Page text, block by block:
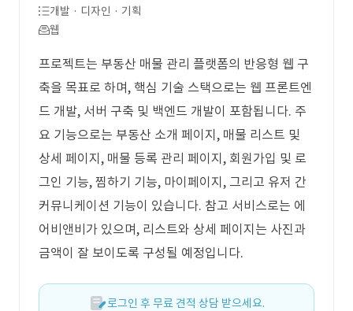
개발 · 디자인 · 기획
웹
프로젝트는 부동산 매물 관리 플랫폼의 반응형 웹 구
축을 목표로 하며, 핵심 기술 스택으로는 웹 프론트엔
드 개발, 서버 구축 및 백엔드 개발이 포함됩니다. 주
요 기능으로는 부동산 소개 페이지, 매물 리스트 및
상세 페이지, 매물 등록 관리 페이지, 회원가입 및 로
그인 기능, 찜하기 기능, 마이페이지, 그리고 유저 간
커뮤니케이션 기능이 있습니다. 참고 서비스로는 에
어비앤비가 있으며, 리스트와 상세 페이지는 사진과
금액이 잘 보이도록 구성될 예정입니다.
로그인 후 무료 견적 상담 받으세요.